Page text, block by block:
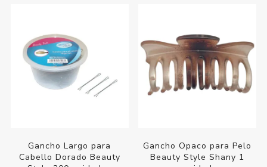
Gancho Largo para
Cabello Dorado Beauty
Gancho Opaco para Pelo
Beauty Style Shany 1